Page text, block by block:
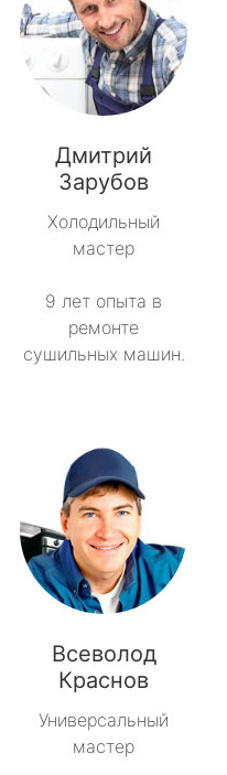
Дмитрий
Зарубов
Холодильный
мастер
9 лет опыта в
ремонте
сушильных машин.
Всеволод
Краснов
Универсальный
мастер